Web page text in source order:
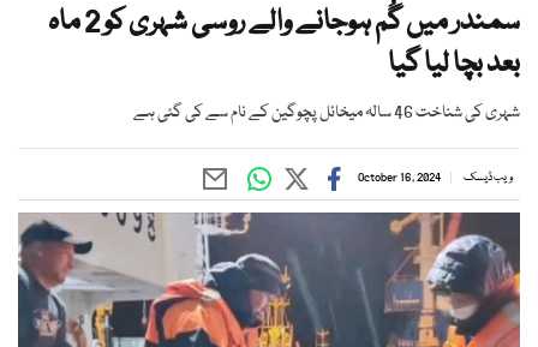
سمندر میں گُم ہوجانے والے روسی شہری کو 2 ماہ
بعد بچا لیا گیا
شہری کی شناخت 46 سالہ میخائل پچوگین کے نام سے کی گئی ہے
ویب ڈیسک October 16, 2024